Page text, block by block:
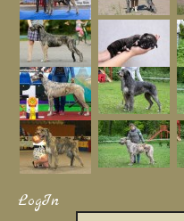
LogIn